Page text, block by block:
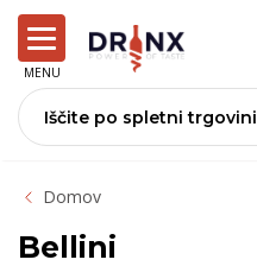
MENU
Domov
Bellini